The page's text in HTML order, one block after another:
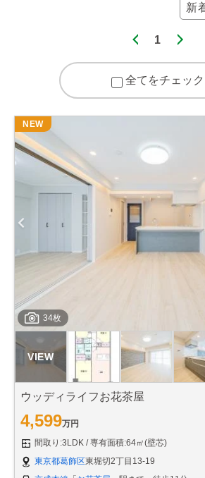
1
全てをチェック
34枚
NEW
ウッディライフお花茶屋
4,599万円
間取り:3LDK
専有面積:64㎡(壁芯)
東京都葛飾区東堀切2丁目13-19